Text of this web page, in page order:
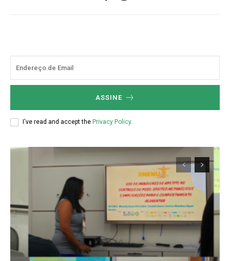
ASSINE
I've read and accept the Privacy Policy.